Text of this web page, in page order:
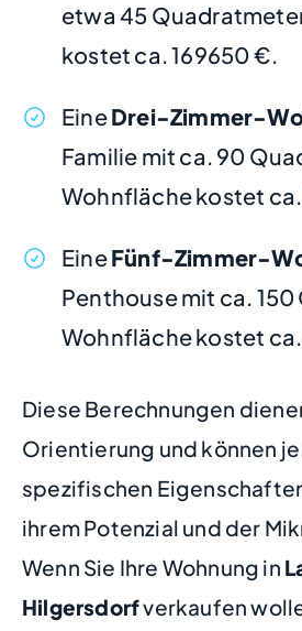
etwa 45
kostet ca. 169650 €.
EineDrei-Zimmer-
Familie mit ca. 90
Wohnfläche kostet
EineFünf-Zimmer-
Penthouse mit ca.
Wohnfläche kostet
Diese Berechnungen
Orientierung und können
spezifischen
ihrem Potenzial und der
Wenn Sie Ihre Wohnung in
Hilgersdorfverkaufen